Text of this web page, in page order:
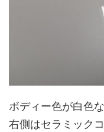
ボディー色が白色
右側はセラミック